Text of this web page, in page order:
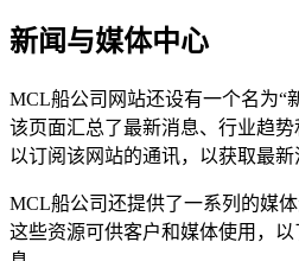
新闻与媒体中心
MCL船公司网站还设有一个名为“
该页面汇总了最新消息、行业趋
以订阅该网站的通讯，以获取最新
MCL船公司还提供了一系列的媒
这些资源可供客户和媒体使用，